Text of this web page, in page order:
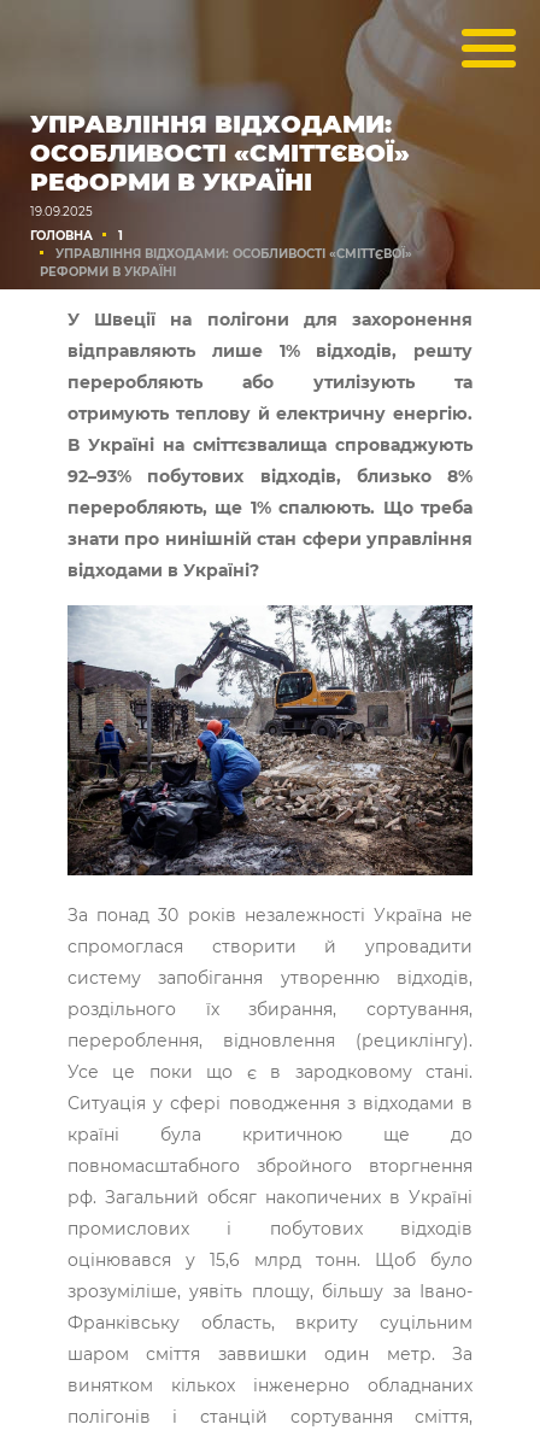
УПРАВЛІННЯ ВІДХОДАМИ:
ОСОБЛИВОСТІ «СМІТТЄВОЇ»
РЕФОРМИ В УКРАЇНІ
19.09.2025
ГОЛОВНА
1
УПРАВЛІННЯ ВІДХОДАМИ: ОСОБЛИВОСТІ «СМІТТЄВОЇ»
РЕФОРМИ В УКРАЇНІ
У Швеції на полігони для захоронення
відправляють лише 1% відходів, решту
переробляють або утилізують та
отримують теплову й електричну енергію.
В Україні на сміттєзвалища спроваджують
92–93% побутових відходів, близько 8%
переробляють, ще 1% спалюють. Що треба
знати про нинішній стан сфери управління
відходами в Україні?
За понад 30 років незалежності Україна не
спромоглася створити й упровадити
систему запобігання утворенню відходів,
роздільного їх збирання, сортування,
перероблення, відновлення (рециклінгу).
Усе це поки що є в зародковому стані.
Ситуація у сфері поводження з відходами в
країні була критичною ще до
повномасштабного збройного вторгнення
рф. Загальний обсяг накопичених в Україні
промислових і побутових відходів
оцінювався у 15,6 млрд тонн. Щоб було
зрозуміліше, уявіть площу, більшу за Івано-
Франківську область, вкриту суцільним
шаром сміття заввишки один метр. За
винятком кількох інженерно обладнаних
полігонів і станцій сортування сміття,